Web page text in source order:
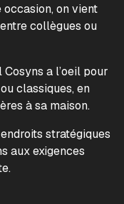
on vient
collègues ou
a l’oeil pour
classiques, en
à sa maison.
stratégiques
aux exigences